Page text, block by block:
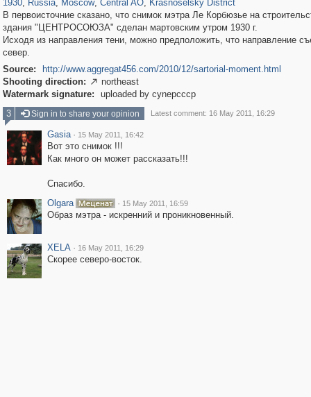
1930, Russia, Moscow, Central AO, Krasnoselsky District
В первоисточние сказано, что снимок мэтра Ле Корбюзье на
здания "ЦЕНТРОСОЮЗА" сделан мартовским утром 1930 г.
Исходя из направления тени, можно предположить, что направление
север.
Source:
http://www.aggregat456.com/2010/12/sartorial-moment.html
Shooting direction:  northeast
Watermark signature:
uploaded by cynepcccp
3
Sign in to share your opinion Latest comment: 16 May 2011, 16:29
Gasia · 15 May 2011, 16:42
Вот это снимок !!!
Как много он может рассказать!!!
Спасибо.
Olgara
· 15 May 2011, 16:59
Образ мэтра - искренний и проникновенный.
XELA · 16 May 2011, 16:29
Скорее северо-восток.